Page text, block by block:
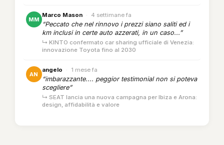
MM
Marco Mason · 4 settimane fa
“Peccato che nel rinnovo i prezzi siano saliti ed i
km inclusi in certe auto azzerati, in un caso...”
↳ KINTO confermato car sharing ufficiale di Venezia:
innovazione Toyota fino al 2030
AN
angelo · 1 mese fa
“imbarazzante.... peggior testimonial non si poteva
scegliere”
↳ SEAT lancia una nuova campagna per Ibiza e Arona:
design, affidabilità e valore